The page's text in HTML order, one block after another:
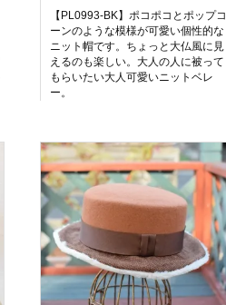
【PL0993-BK】ポコポコとポップコ
ーンのような模様が可愛い個性的な
ニット帽です。ちょっと大仏風に見
えるのも楽しい。大人の人に被って
もらいたい大人可愛いニットベレ
ー。